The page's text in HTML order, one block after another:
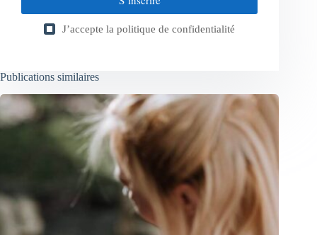
J’accepte la politique de confidentialité
Publications similaires